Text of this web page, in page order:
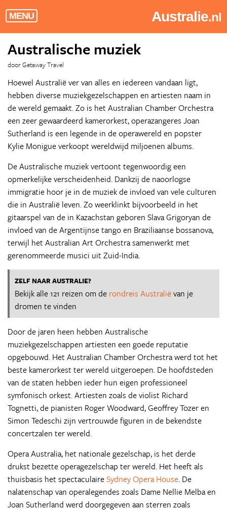
MENU Australie.nl
Australische muziek
door Getaway Travel
Hoewel Australië ver van alles en iedereen vandaan ligt,
hebben diverse muziekgezelschappen en artiesten naam in
de wereld gemaakt. Zo is het Australian Chamber Orchestra
een zeer gewaardeerd kamerorkest, operazangeres Joan
Sutherland is een legende in de operawereld en popster
Kylie Monigue verkoopt wereldwijd miljoenen albums.
De Australische muziek vertoont tegenwoordig een
opmerkelijke verscheidenheid. Dankzij de naoorlogse
immigratie hoor je in de muziek de invloed van vele culturen
die in Australië leven. Zo weerklinkt bijvoorbeeld in het
gitaarspel van de in Kazachstan geboren Slava Grigoryan de
invloed van de Argentijnse tango en Braziliaanse bossanova,
terwijl het Australian Art Orchestra samenwerkt met
gerenommeerde musici uit Zuid-India.
ZELF NAAR AUSTRALIE?
Bekijk alle 121 reizen om de rondreis Australiëvan je
dromen te vinden
Door de jaren heen hebben Australische
muziekgezelschappen artiesten een goede reputatie
opgebouwd. Het Australian Chamber Orchestra werd tot het
beste kamerorkest ter wereld uitgeroepen. De hoofdsteden
van de staten hebben ieder hun eigen professioneel
symfonisch orkest. Artiesten zoals de violist Richard
Tognetti, de pianisten Roger Woodward, Geoffrey Tozer en
Simon Tedeschi zijn vertrouwde figuren in de bekendste
concertzalen ter wereld.
Opera Australia, het nationale gezelschap, is het derde
drukst bezette operagezelschap ter wereld. Het heeft als
thuisbasis het spectaculaireSydney Opera House. De
nalatenschap van operalegendes zoals Dame Nellie Melba en
Joan Sutherland werd doorgegeven aan sterren zoals